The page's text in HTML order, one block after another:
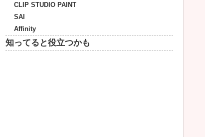
CLIP STUDIO PAINT
SAI
Affinity
知ってると役立つかも